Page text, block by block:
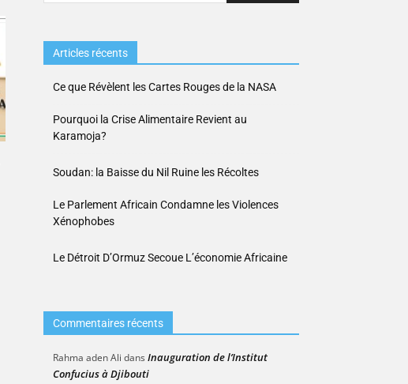
Articles récents
Ce que Révèlent les Cartes Rouges de la NASA
Pourquoi la Crise Alimentaire Revient au
Karamoja?
Soudan: la Baisse du Nil Ruine les Récoltes
Le Parlement Africain Condamne les Violences
Xénophobes
Le Détroit D’Ormuz Secoue L’économie Africaine
Commentaires récents
Rahma aden Ali dans Inauguration de l’Institut
Confucius à Djibouti